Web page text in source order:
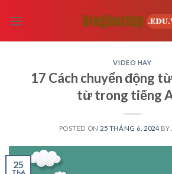
VIDEO HAY
17 Cách chuyển động
từ trong tiếng
POSTED ON 25 THÁNG 6, 2024 BY
25